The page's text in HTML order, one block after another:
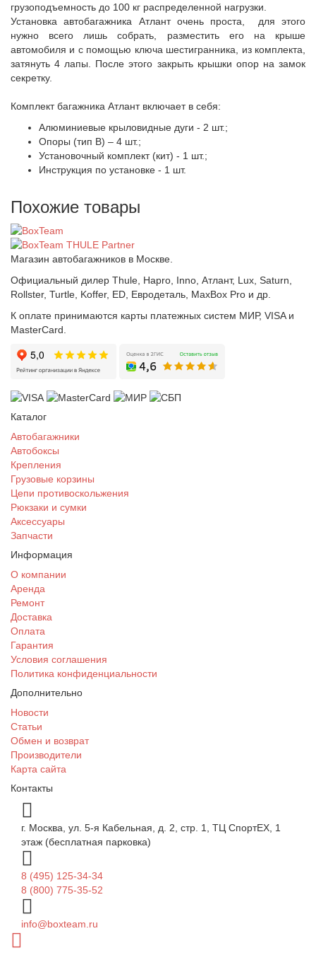
грузоподъемность до 100 кг распределенной нагрузки.
Установка автобагажника Атлант очень проста, для этого
нужно всего лишь собрать, разместить его на крыше
автомобиля и с помощью ключа шестигранника, из комплекта,
затянуть 4 лапы. После этого закрыть крышки опор на замок
секретку.
Комплект багажника Атлант включает в себя:
Алюминиевые крыловидные дуги - 2 шт.;
Опоры (тип B) – 4 шт.;
Установочный комплект (кит) - 1 шт.;
Инструкция по установке - 1 шт.
Похожие товары
Магазин автобагажников в Москве.
Официальный дилер Thule, Hapro, Inno, Атлант, Lux, Saturn,
Rollster, Turtle, Koffer, ED, Евродеталь, MaxBox Pro и др.
К оплате принимаются карты платежных систем МИР, VISA и
MasterCard.
Каталог
Автобагажники
Автобоксы
Крепления
Грузовые корзины
Цепи противоскольжения
Рюкзаки и сумки
Аксессуары
Запчасти
Информация
О компании
Аренда
Ремонт
Доставка
Оплата
Гарантия
Условия соглашения
Политика конфиденциальности
Дополнительно
Новости
Статьи
Обмен и возврат
Производители
Карта сайта
Контакты
г. Москва, ул. 5-я Кабельная, д. 2, стр. 1, ТЦ СпортEX, 1
этаж (бесплатная парковка)
8 (495) 125-34-34
8 (800) 775-35-52
info@boxteam.ru